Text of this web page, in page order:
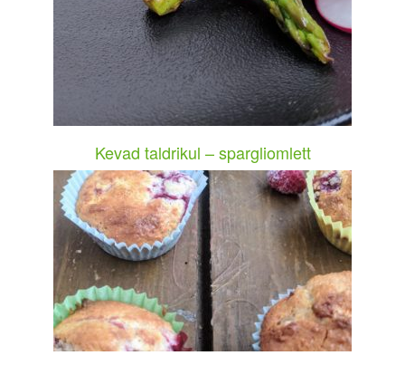
Kevad taldrikul – spargliomlett